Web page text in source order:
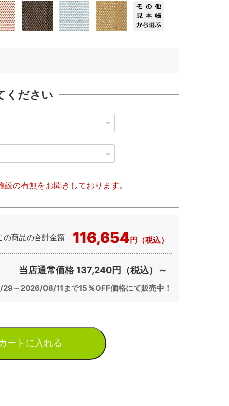
ください
の有無をお聞きしております。
の商品の合計金額 116,654 円（税込）
当店通常価格 137,240円（税込）～
～2026/08/11まで15％OFF価格にて販売中！
ートに入れる